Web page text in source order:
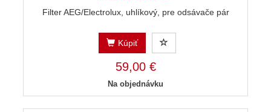
Filter AEG/Electrolux, uhlíkový, pre odsávače pár
Kúpiť
59,00 €
Na objednávku